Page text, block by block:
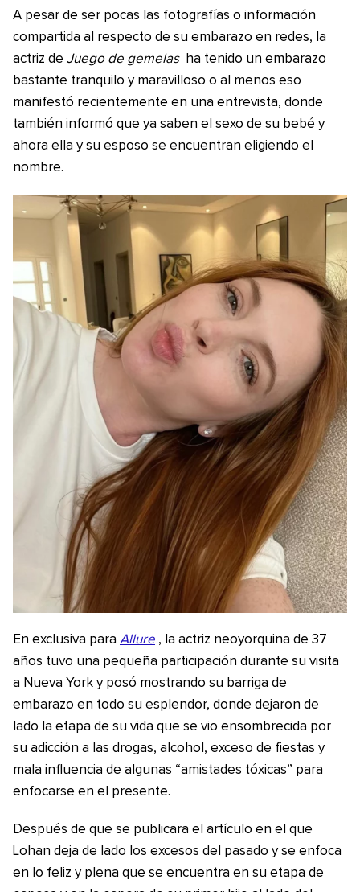
A pesar de ser pocas las fotografías o información
compartida al respecto de su embarazo en redes, la
actriz de Juego de gemelas ha tenido un embarazo
bastante tranquilo y maravilloso o al menos eso
manifestó recientemente en una entrevista, donde
también informó que ya saben el sexo de su bebé y
ahora ella y su esposo se encuentran eligiendo el
nombre.
En exclusiva para Allure , la actriz neoyorquina de 37
años tuvo una pequeña participación durante su visita
a Nueva York y posó mostrando su barriga de
embarazo en todo su esplendor, donde dejaron de
lado la etapa de su vida que se vio ensombrecida por
su adicción a las drogas, alcohol, exceso de fiestas y
mala influencia de algunas “amistades tóxicas” para
enfocarse en el presente.
Después de que se publicara el artículo en el que
Lohan deja de lado los excesos del pasado y se enfoca
en lo feliz y plena que se encuentra en su etapa de